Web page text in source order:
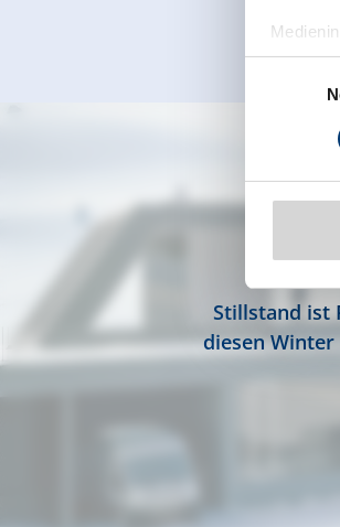
Zeller
Rohr
Stillstand ist
diesen Winter